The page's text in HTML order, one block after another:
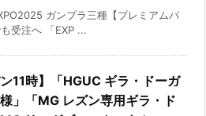
ガンプラ三種【プレミアムバ
受注へ 「EXP ...
ン11時】「HGUC ギラ・ドーガ
」「MG レズン専用ギラ・ド